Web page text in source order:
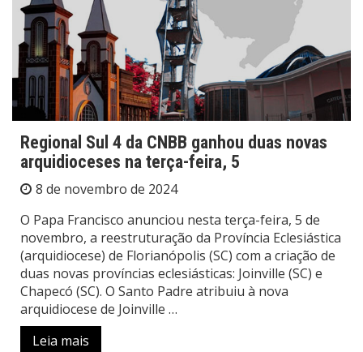
Regional Sul 4 da CNBB ganhou duas novas
arquidioceses na terça-feira, 5
8 de novembro de 2024
O Papa Francisco anunciou nesta terça-feira, 5 de
novembro, a reestruturação da Província Eclesiástica
(arquidiocese) de Florianópolis (SC) com a criação de
duas novas províncias eclesiásticas: Joinville (SC) e
Chapecó (SC). O Santo Padre atribuiu à nova
arquidiocese de Joinville …
Leia mais